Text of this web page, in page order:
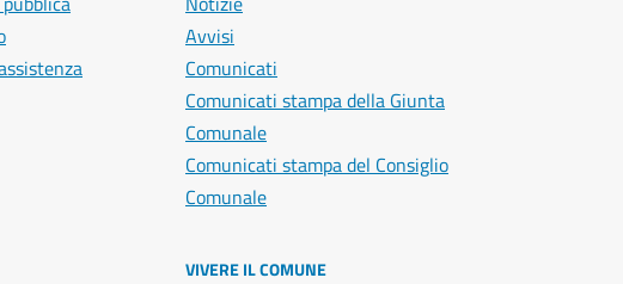
Avvisi
Comunicati
Comunicati stampa della Giunta
Comunale
Comunicati stampa del Consiglio
Comunale
VIVERE IL COMUNE